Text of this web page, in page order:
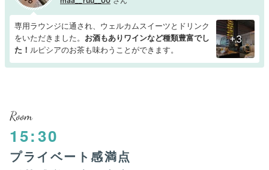
専用ラウンジに通され、ウェルカムスイーツとドリンク
をいただきました。 お酒もありワインなど種類豊富でし
た！ ルピシアのお茶も味わうことができます。
+3
Room
15:30
プライベート感満点